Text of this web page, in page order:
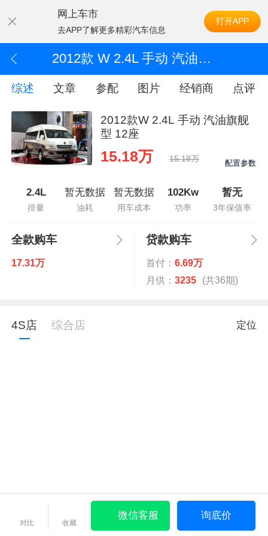
网上车市
去APP了解更多精彩汽车信息
打开APP
2012款 W 2.4L 手动 汽油旗舰型 12座
综述 文章 参配 图片 经销商 点评
2012款W 2.4L 手动 汽油旗舰
型 12座
15.18万 15.18万 配置参数
2.4L
排量
暂无数据
油耗
暂无数据
用车成本
102Kw
功率
暂无
3年保值率
全款购车
17.31万
贷款购车
首付： 6.69万
月供： 3235 (共36期)
4S店 综合店 定位
对比 收藏
微信客服 询底价